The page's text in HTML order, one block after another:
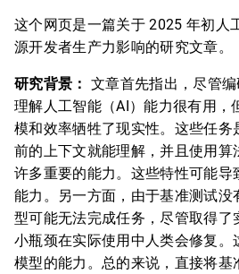
这个网页是一篇关于 2025 年初人
源开发者生产力影响的研究文章。
研究背景： 文章首先指出，尽管
理解人工智能（AI）能力很有用，
模和效率牺牲了现实性。这些任务
前的上下文就能理解，并且使用算
许多重要的能力。这些特性可能导
能力。另一方面，由于基准测试没
型可能无法完成任务，尽管取得了
小瓶颈在实际使用中人类会修复。
模型的能力。总的来说，直接将基